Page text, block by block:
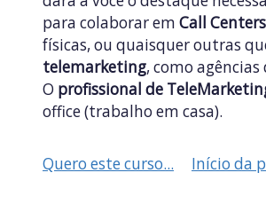
para colaborar em Call Centers
físicas, ou quaisquer outras
telemarketing, como
O profissional de
office (trabalho em casa).
Quero este curso... Início da